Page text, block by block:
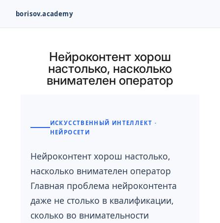
borisov.academy
содержимомуНейроконтент хорош
настолько, насколько
внимателен оператор
ИСКУССТВЕННЫЙ ИНТЕЛЛЕКТ ·
НЕЙРОСЕТИ
Нейроконтент хорош настолько,
насколько внимателен оператор
Главная проблема нейроконтента
даже не столько в квалификации,
сколько во внимательности